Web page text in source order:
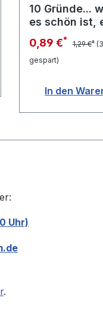
10 Gründe...
es schön ist,
FRAU zu sein
0,89 €* 1,29 €*
gespart)
In den
Uhr)
.